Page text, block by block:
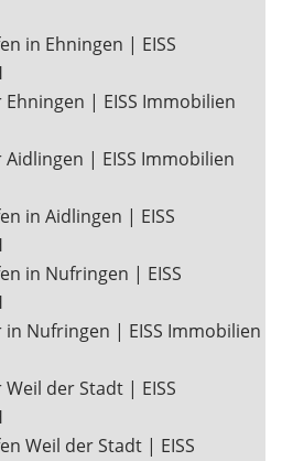
in Ehningen | EISS
| EISS Immobilien
| EISS Immobilien
in Aidlingen | EISS
in Nufringen | EISS
Nufringen | EISS Immobilien
der Stadt | EISS
Weil der Stadt | EISS